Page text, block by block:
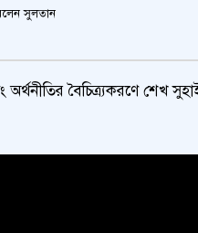
সুলতান
বৈচিত্র্যকরণে শেখ